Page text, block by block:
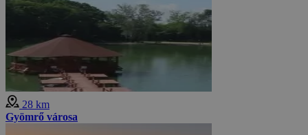
28 km
Gyömrő városa